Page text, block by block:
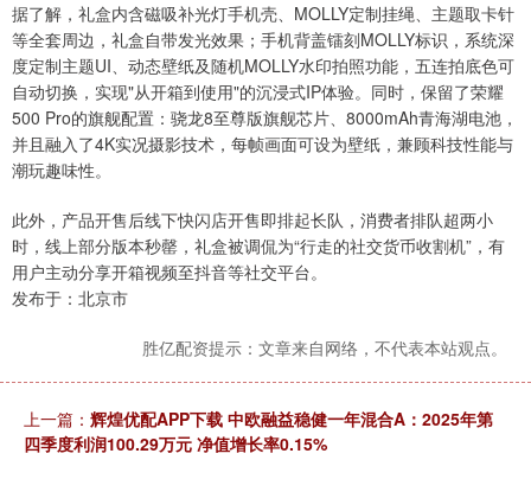
据了解，礼盒内含磁吸补光灯手机壳、MOLLY定制挂绳、主题取卡针
等全套周边，礼盒自带发光效果；手机背盖镭刻MOLLY标识，系统深
度定制主题UI、动态壁纸及随机MOLLY水印拍照功能，五连拍底色可
自动切换，实现"从开箱到使用"的沉浸式IP体验。同时，保留了荣耀
500 Pro的旗舰配置：骁龙8至尊版旗舰芯片、8000mAh青海湖电池，
并且融入了4K实况摄影技术，每帧画面可设为壁纸，兼顾科技性能与
潮玩趣味性。
此外，产品开售后线下快闪店开售即排起长队，消费者排队超两小
时，线上部分版本秒罄，礼盒被调侃为“行走的社交货币收割机”，有
用户主动分享开箱视频至抖音等社交平台。
发布于：北京市
胜亿配资提示：文章来自网络，不代表本站观点。
上一篇： 辉煌优配APP下载 中欧融益稳健一年混合A：2025年第
四季度利润100.29万元 净值增长率0.15%